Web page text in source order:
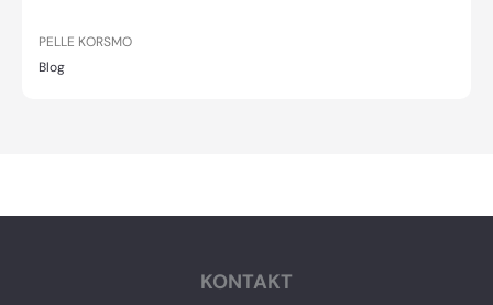
PELLE KORSMO
Blog
KONTAKT